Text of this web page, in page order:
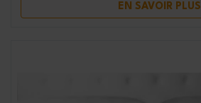
EN SAVOIR PLUS